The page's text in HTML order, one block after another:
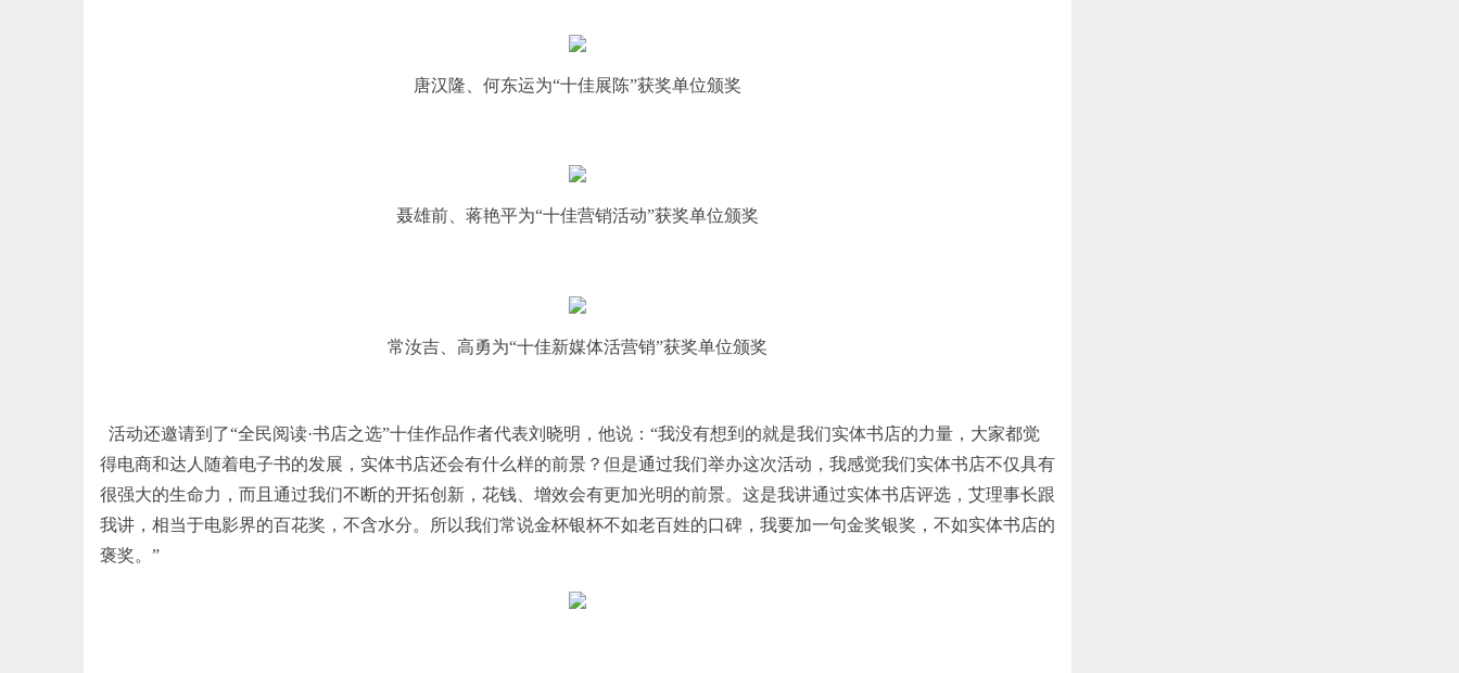
唐汉隆、何东运为“十佳展陈”获奖单位颁奖
聂雄前、蒋艳平为“十佳营销活动”获奖单位颁奖
常汝吉、高勇为“十佳新媒体活营销”获奖单位颁奖
活动还邀请到了“全民阅读·书店之选”十佳作品作者代表刘晓明，他说：“我没有想到的就是我们实体书店的力量，大家都觉
得电商和达人随着电子书的发展，实体书店还会有什么样的前景？但是通过我们举办这次活动，我感觉我们实体书店不仅具有
很强大的生命力，而且通过我们不断的开拓创新，花钱、增效会有更加光明的前景。这是我讲通过实体书店评选，艾理事长跟
我讲，相当于电影界的百花奖，不含水分。所以我们常说金杯银杯不如老百姓的口碑，我要加一句金奖银奖，不如实体书店的
褒奖。”